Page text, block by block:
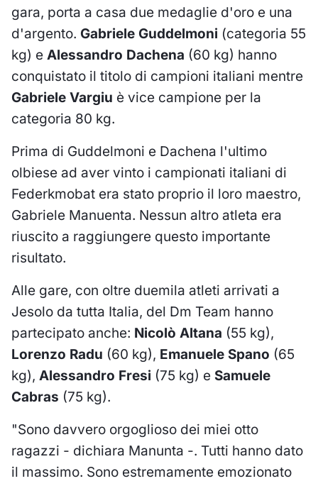
gara, porta a casa due medaglie d'oro e una
d'argento. Gabriele Guddelmoni (categoria 55
kg) e Alessandro Dachena (60 kg) hanno
conquistato il titolo di campioni italiani mentre
Gabriele Vargiu è vice campione per la
categoria 80 kg.
Prima di Guddelmoni e Dachena l'ultimo
olbiese ad aver vinto i campionati italiani di
Federkmobat era stato proprio il loro maestro,
Gabriele Manuenta. Nessun altro atleta era
riuscito a raggiungere questo importante
risultato.
Alle gare, con oltre duemila atleti arrivati a
Jesolo da tutta Italia, del Dm Team hanno
partecipato anche: Nicolò Altana (55 kg),
Lorenzo Radu (60 kg), Emanuele Spano (65
kg), Alessandro Fresi (75 kg) e Samuele
Cabras (75 kg).
"Sono davvero orgoglioso dei miei otto
ragazzi - dichiara Manunta -. Tutti hanno dato
il massimo. Sono estremamente emozionato